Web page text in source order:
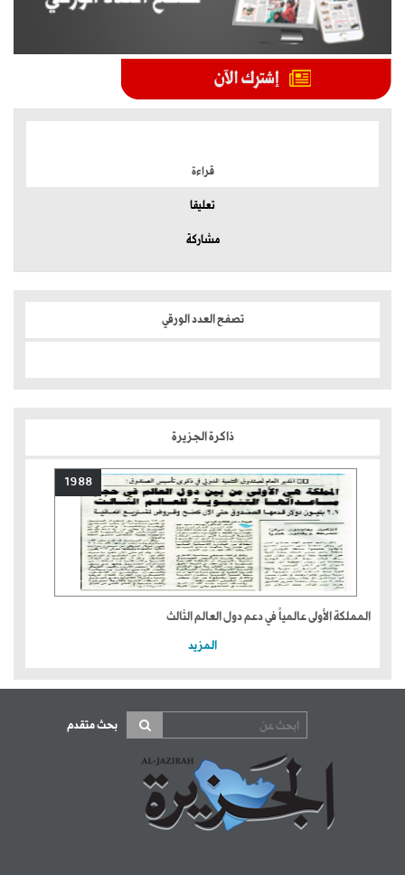
قراءة
تعليقا
مشاركة
تصفح العدد الورقي
ذاكرة الجزيرة
1988
المملكة الأولى عالمياً في دعم دول العالم الثالث
المزيد
بحث متقدم